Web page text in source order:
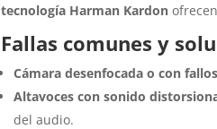
tecnología Harman Kardon
Fallas comunes y
Cámara desenfocada o con
Altavoces con sonido
del audio.